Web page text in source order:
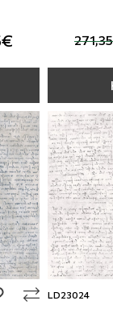
to wishlist
LD23024